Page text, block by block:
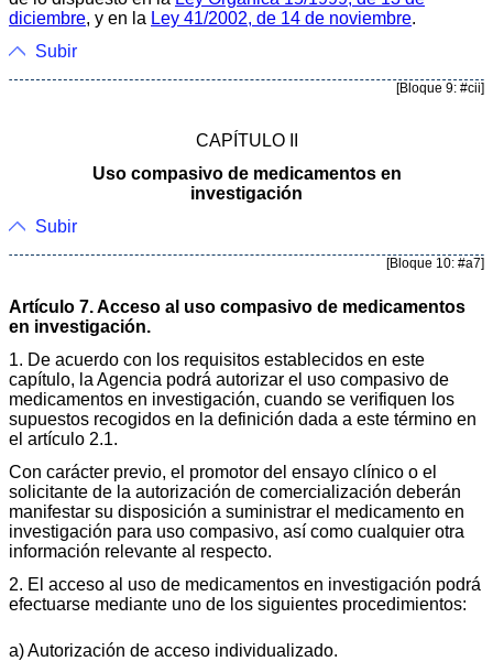
diciembre, y en la Ley 41/2002, de 14 de noviembre.
Subir
[Bloque 9: #cii]
CAPÍTULO II
Uso compasivo de medicamentos en
investigación
Subir
[Bloque 10: #a7]
Artículo 7. Acceso al uso compasivo de medicamentos
en investigación.
1. De acuerdo con los requisitos establecidos en este
capítulo, la Agencia podrá autorizar el uso compasivo de
medicamentos en investigación, cuando se verifiquen los
supuestos recogidos en la definición dada a este término en
el artículo 2.1.
Con carácter previo, el promotor del ensayo clínico o el
solicitante de la autorización de comercialización deberán
manifestar su disposición a suministrar el medicamento en
investigación para uso compasivo, así como cualquier otra
información relevante al respecto.
2. El acceso al uso de medicamentos en investigación podrá
efectuarse mediante uno de los siguientes procedimientos:
a) Autorización de acceso individualizado.